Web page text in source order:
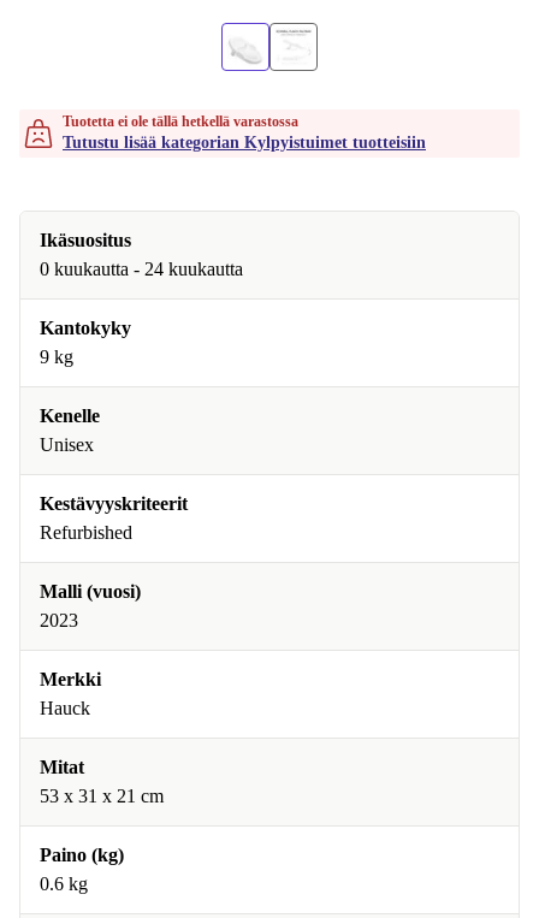
Tuotetta ei ole tällä hetkellä varastossa
Tutustu lisää kategorian Kylpyistuimet tuotteisiin
Ikäsuositus
0 kuukautta - 24 kuukautta
Kantokyky
9 kg
Kenelle
Unisex
Kestävyyskriteerit
Refurbished
Malli (vuosi)
2023
Merkki
Hauck
Mitat
‎53 x 31 x 21 cm
Paino (kg)
0.6 kg